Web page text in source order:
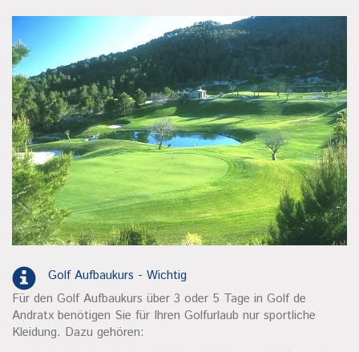
Golf Aufbaukurs - Wichtig
Für den Golf Aufbaukurs über 3 oder 5 Tage in Golf de
Andratx benötigen Sie für Ihren Golfurlaub nur sportliche
Kleidung. Dazu gehören: